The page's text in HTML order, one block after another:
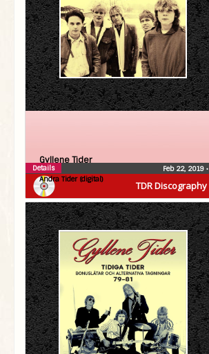
TDR Discography
Gyllene Tider
Andra Tider (digital)
Feb 22, 2019 •
Details